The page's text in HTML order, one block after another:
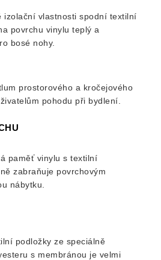
izolační vlastnosti spodní textilní
povrchu vinylu teplý a
bosé nohy.
prostorového a kročejového
pohodu při bydlení.
paměť vinylu s textilní
zabraňuje povrchovým
nábytku.
podložky ze speciálně
s membránou je velmi